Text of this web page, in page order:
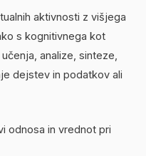
aktivnosti z višjega
s kognitivnega kot
analize, sinteze,
dejstev in podatkov ali
odnosa in vrednot pri